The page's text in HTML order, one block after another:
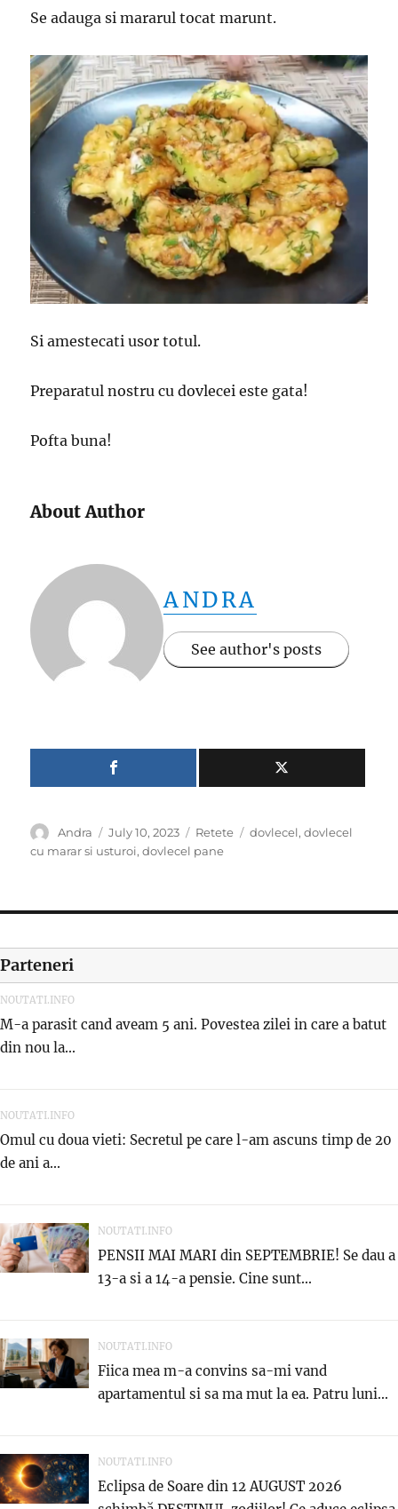
Se adauga si mararul tocat marunt.
Si amestecati usor totul.
Preparatul nostru cu dovlecei este gata!
Pofta buna!
About Author
ANDRA
See author's posts
Author
Andra
Posted
on
July 10, 2023 Categories
Retete Tags
dovlecel,dovlecel
cu marar si usturoi,dovlecel pane
Parteneri
NOUTATI.INFO
M-a parasit cand aveam 5 ani. Povestea zilei in care a batut
din nou la...
NOUTATI.INFO
Omul cu doua vieti: Secretul pe care l-am ascuns timp de 20
de ani a...
NOUTATI.INFO
PENSII MAI MARI din SEPTEMBRIE! Se dau a
13-a si a 14-a pensie. Cine sunt...
NOUTATI.INFO
Fiica mea m-a convins sa-mi vand
apartamentul si sa ma mut la ea. Patru luni...
NOUTATI.INFO
Eclipsa de Soare din 12 AUGUST 2026